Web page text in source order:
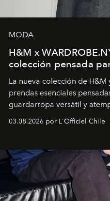
MODA
H&M x
colección pensada
La nueva colección de H&M
prendas esenciales
guardarropa versátil y
lanzamiento, los
la asesora creativa y jefa
y la filosofía detrás de la
03.08.2026 por L'Officiel Chile